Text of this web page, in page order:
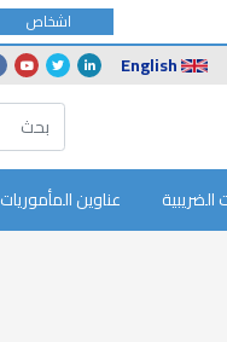
اشخاص
English
Social
Icons
الضريبية عناوين المأموريات